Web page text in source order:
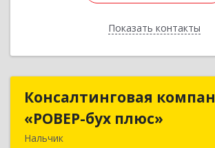
Показать контакты
Назад
Консалтинговая
«РОВЕР-бух плюс»
Нальчик
Консалтинговая
«РОВЕР-